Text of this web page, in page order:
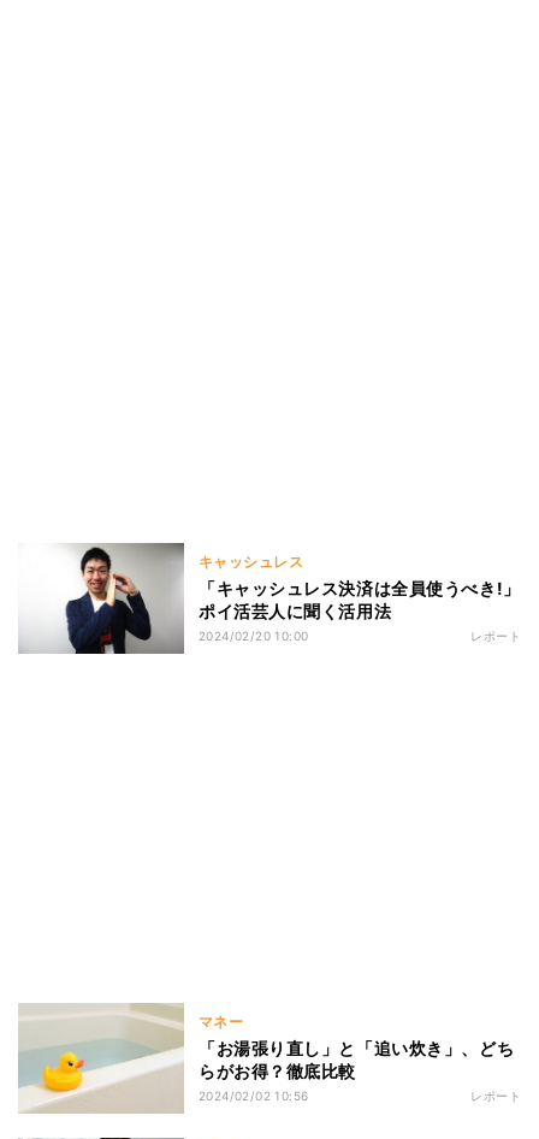
キャッシュレス
「キャッシュレス決済は全員使うべき!」
ポイ活芸人に聞く活用法
2024/02/20 10:00 レポート
マネー
「お湯張り直し」と「追い炊き」、どち
らがお得？徹底比較
2024/02/02 10:56 レポート